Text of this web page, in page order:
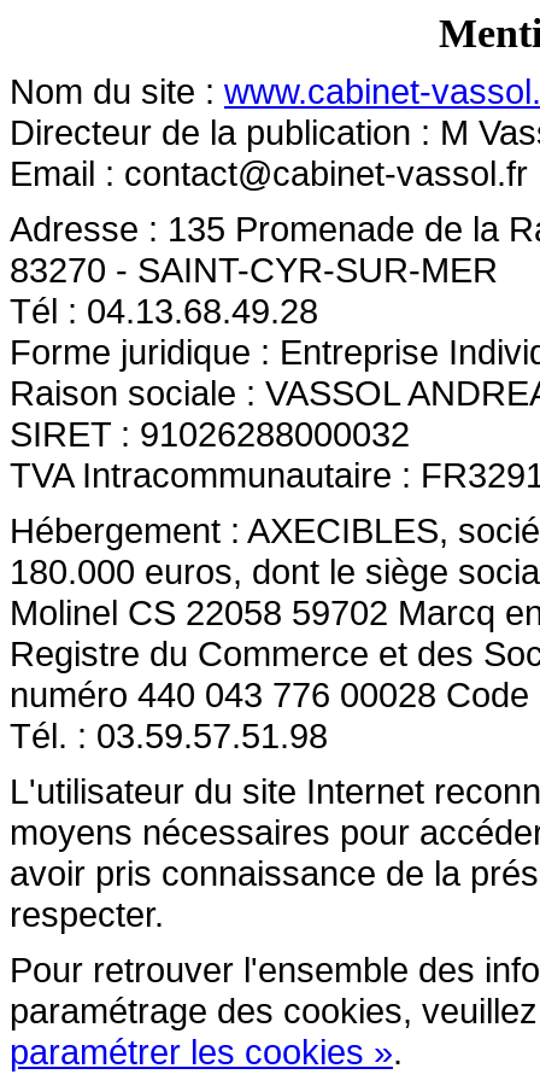
Nom du site : www.cabinet-
Directeur de la publication : M
Email : contact@cabinet-vassol.fr
Adresse : 135 Promenade de la
83270 - SAINT-CYR-SUR-MER
Tél : 04.13.68.49.28
Forme juridique : Entreprise
Raison sociale : VASSOL
SIRET : 91026288000032
TVA Intracommunautaire :
Hébergement : AXECIBLES,
180.000 euros, dont le siège
Molinel CS 22058 59702 Marcq
Registre du Commerce et des
numéro 440 043 776 00028
Tél. : 03.59.57.51.98
L'utilisateur du site Internet
moyens nécessaires pour
avoir pris connaissance de la
respecter.
Pour retrouver l'ensemble des
paramétrage des cookies,
paramétrer les cookies ».